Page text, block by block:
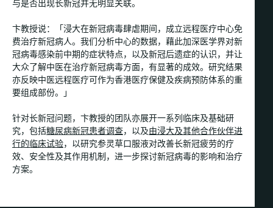
与是否出现长新冠并无明显关联。
卞教授说：「浸大在新冠病毒肆虐期间，成立远程医疗中心免
费治疗新冠病人。我们分析中心的数据，藉此加深医学界对新
冠病毒感染前中期的症状特点，以及新冠后遗症的认识，并让
大众了解中医在治疗新冠病毒方面，有显著的成效。研究结果
亦反映中医远程医疗可作为香港医疗保健及疾病预防体系的重
要组成部份。」
针对长新冠问题，卞教授的团队亦展开一系列临床及基础研
究，包括糖尿病新冠患者调查，以及 由浸大及其他合作伙伴进
行的临床试验，以研究参灵草口服液对改善长新冠疲劳的疗
效、安全性及其作用机制，进一步探讨新冠病毒的影响和治疗
方案。